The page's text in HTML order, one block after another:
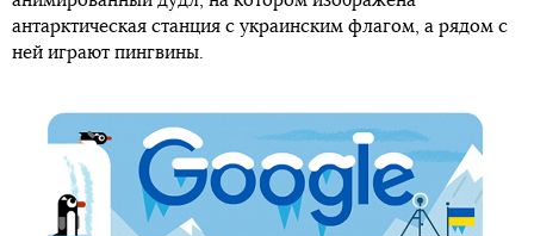
антарктическая станция с украинским флагом, а рядом с
ней играют пингвины.